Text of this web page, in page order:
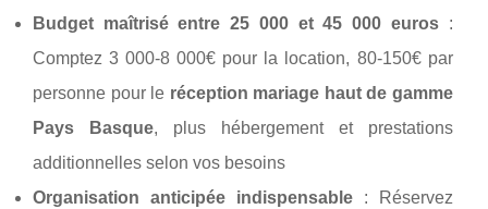
Budget maîtrisé entre 25 000 et 45 000 euros:
Comptez 3 000-8 000€ pour la location, 80-150€ par
personne pour le réception mariage haut de gamme
Pays Basque, plus hébergement et prestations
additionnelles selon vos besoins
Organisation anticipée indispensable: Réservez